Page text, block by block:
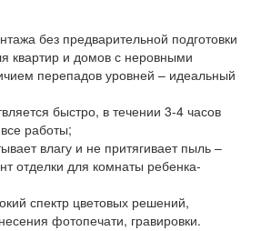
без предварительной подготовки
квартир и домов с неровными
перепадов уровней – идеальный
быстро, в течении 3-4 часов
работы;
влагу и не притягивает пыль –
отделки для комнаты ребенка-
спектр цветовых решений,
фотопечати, гравировки.